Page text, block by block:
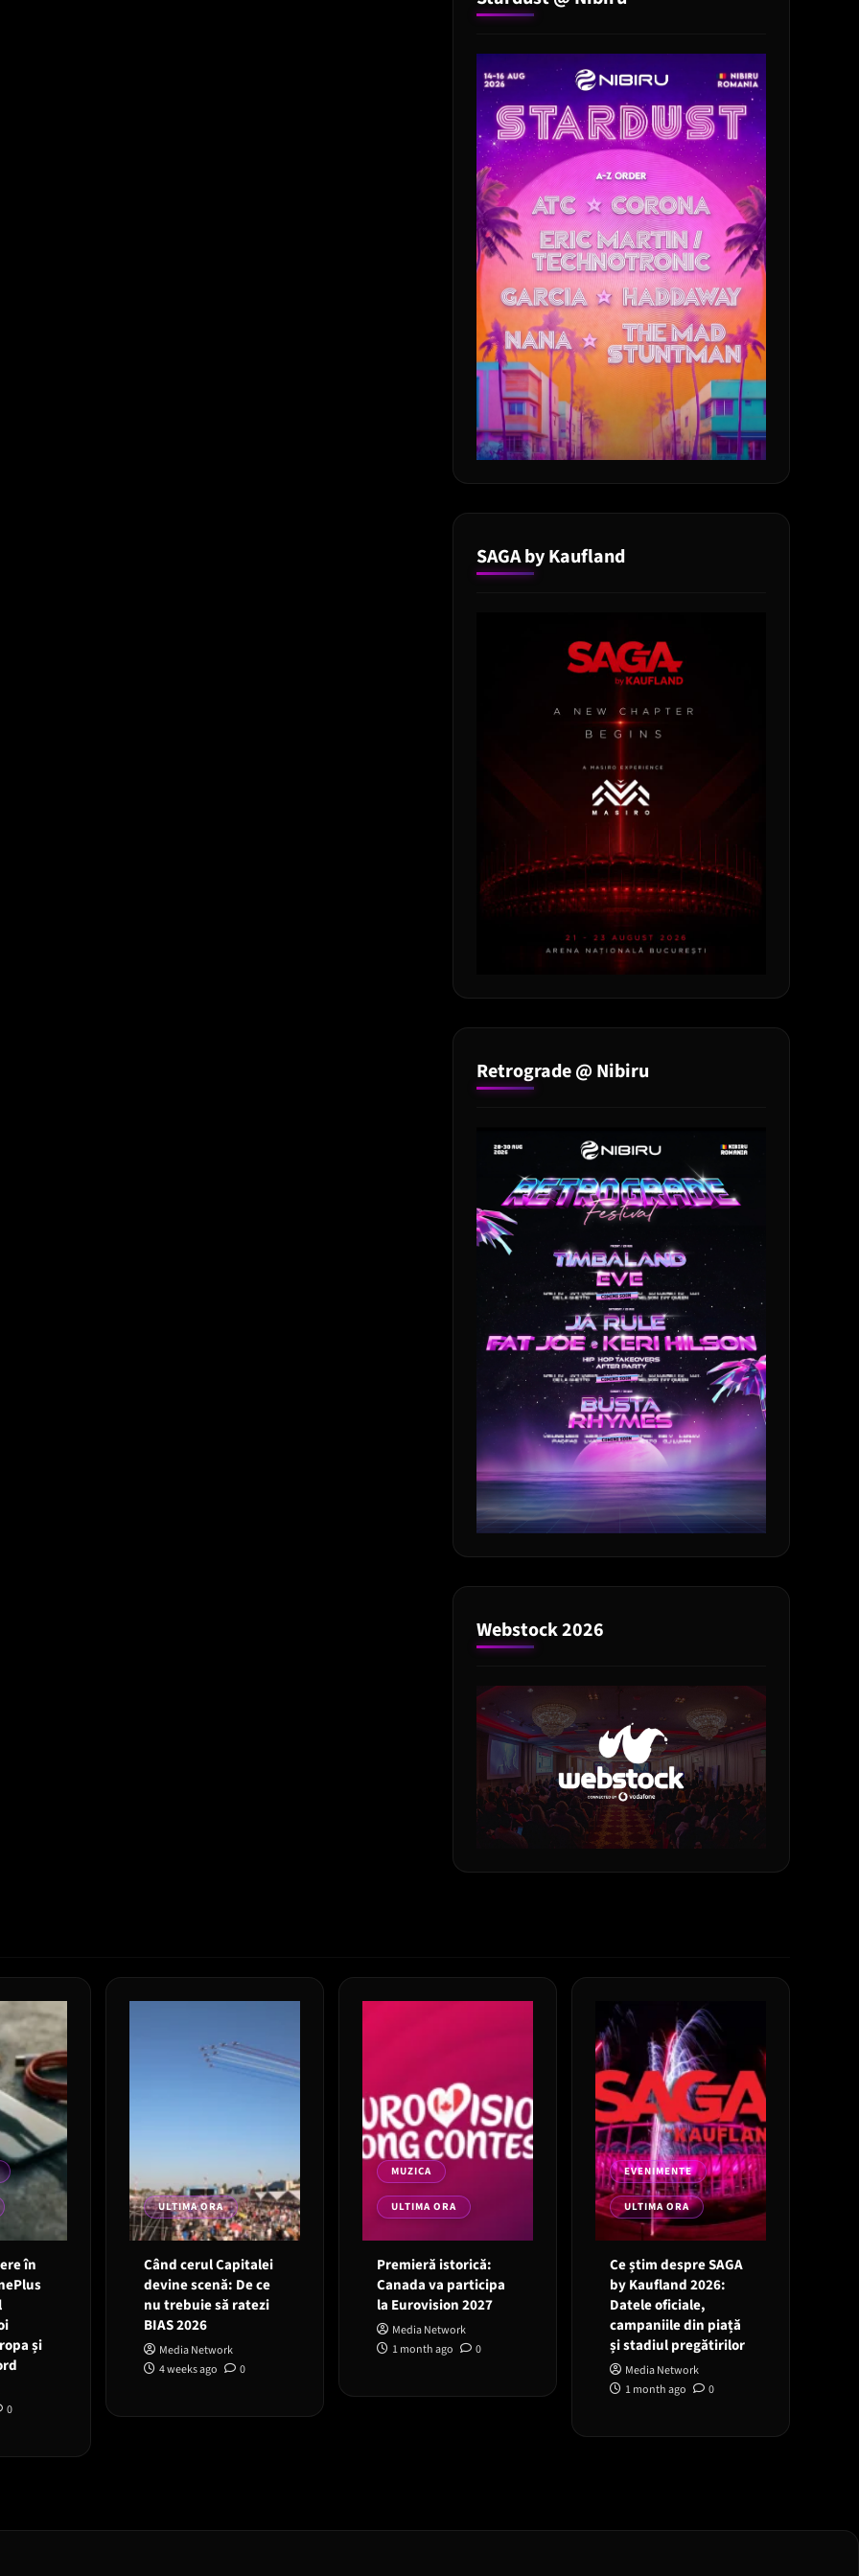
SAGA by Kaufland
Retrograde @ Nibiru
Webstock 2026
în
și
0
ULTIMA ORA
Când cerul Capitalei
devine scenă: De ce
nu trebuie să ratezi
BIAS 2026
Media Network
4 weeks ago
0
MUZICA
ULTIMA ORA
Premieră istorică:
Canada va participa
la Eurovision 2027
Media Network
1 month ago
0
EVENIMENTE
ULTIMA ORA
Ce știm despre SAGA
by Kaufland 2026:
Datele oficiale,
campaniile din piață
și stadiul pregătirilor
Media Network
1 month ago
0